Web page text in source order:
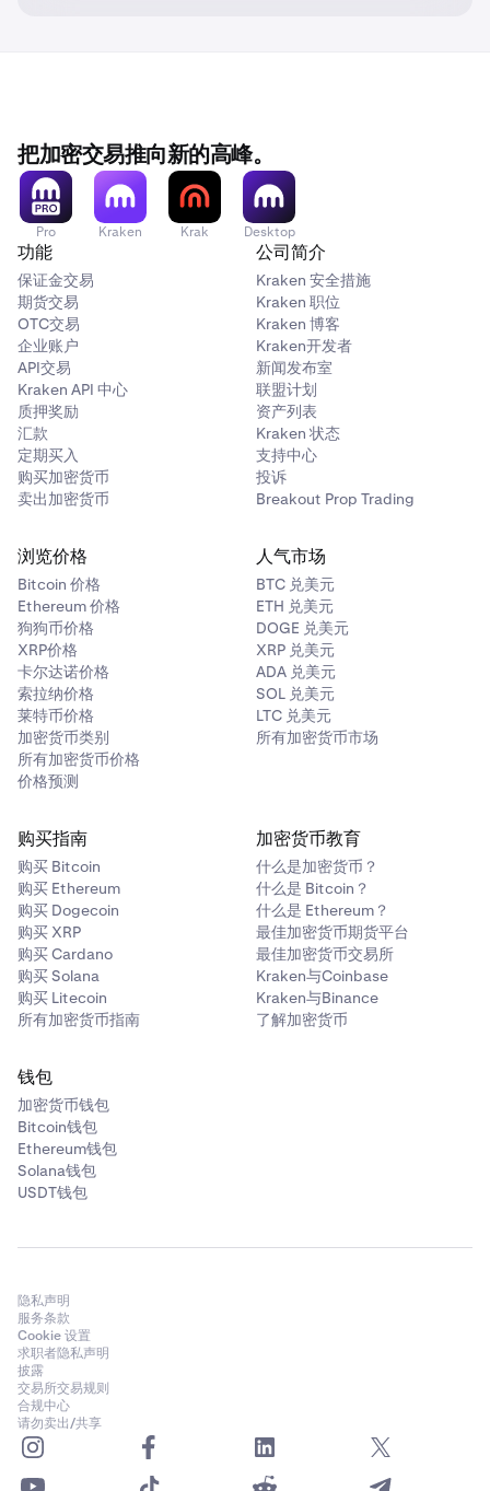
把加密交易推向新的高峰。
Pro Kraken Krak Desktop
功能
保证金交易
期货交易
OTC交易
企业账户
API交易
Kraken API 中心
质押奖励
汇款
定期买入
购买加密货币
卖出加密货币
公司简介
Kraken 安全措施
Kraken 职位
Kraken 博客
Kraken开发者
新闻发布室
联盟计划
资产列表
Kraken 状态
支持中心
投诉
Breakout Prop Trading
浏览价格
Bitcoin 价格
Ethereum 价格
狗狗币价格
XRP价格
卡尔达诺价格
索拉纳价格
莱特币价格
加密货币类别
所有加密货币价格
价格预测
人气市场
BTC 兑美元
ETH 兑美元
DOGE 兑美元
XRP 兑美元
ADA 兑美元
SOL 兑美元
LTC 兑美元
所有加密货币市场
购买指南
购买 Bitcoin
购买 Ethereum
购买 Dogecoin
购买 XRP
购买 Cardano
购买 Solana
购买 Litecoin
所有加密货币指南
加密货币教育
什么是加密货币？
什么是 Bitcoin？
什么是 Ethereum？
最佳加密货币期货平台
最佳加密货币交易所
Kraken与Coinbase
Kraken与Binance
了解加密货币
钱包
加密货币钱包
Bitcoin钱包
Ethereum钱包
Solana钱包
USDT钱包
隐私声明
服务条款
Cookie 设置
求职者隐私声明
披露
交易所交易规则
合规中心
请勿卖出/共享